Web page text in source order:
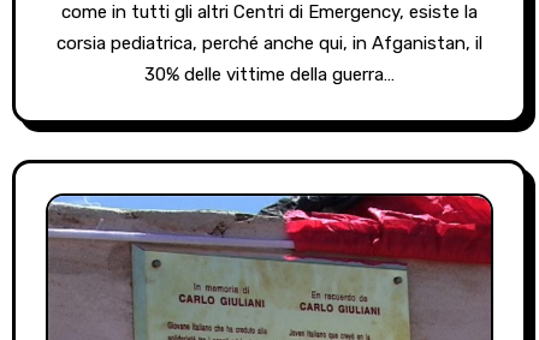
come in tutti gli altri Centri di Emergency, esiste la
corsia pediatrica, perché anche qui, in Afganistan, il
30% delle vittime della guerra…